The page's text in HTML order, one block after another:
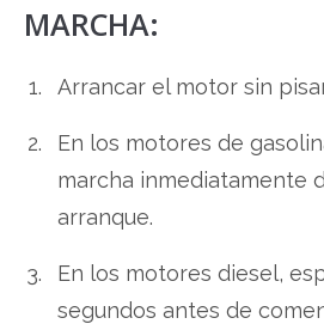
MARCHA:
Arrancar el motor sin
En los motores de
marcha inmediatamente
arranque.
En los motores diesel,
segundos antes de